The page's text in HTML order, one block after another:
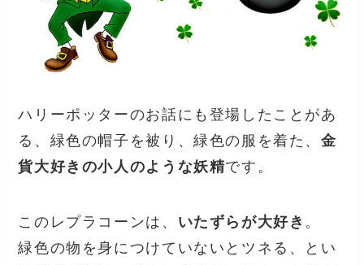
ハリーポッターのお話にも登場したことがあ
る、緑色の帽子を被り、緑色の服を着た、金
貨大好きの小人のような妖精です。
このレプラコーンは、 いたずらが大好き 。
緑色の物を身につけていないとツネる、とい